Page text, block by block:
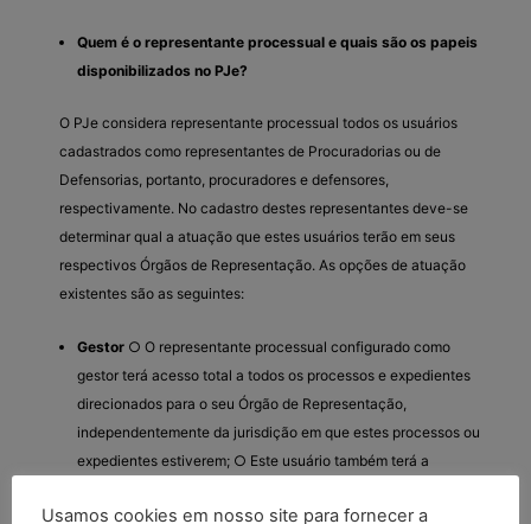
Quem é o representante processual e quais são os papeis
disponibilizados no PJe?
O PJe considera representante processual todos os usuários
cadastrados como representantes de Procuradorias ou de
Defensorias, portanto, procuradores e defensores,
respectivamente. No cadastro destes representantes deve-se
determinar qual a atuação que estes usuários terão em seus
respectivos Órgãos de Representação. As opções de atuação
existentes são as seguintes:
Gestor ○ O representante processual configurado como
gestor terá acesso total a todos os processos e expedientes
direcionados para o seu Órgão de Representação,
independentemente da jurisdição em que estes processos ou
expedientes estiverem; ○ Este usuário também terá a
representação vinculado ao seu perfil e incluir, alterar dados
Usamos cookies em nosso site para fornecer a